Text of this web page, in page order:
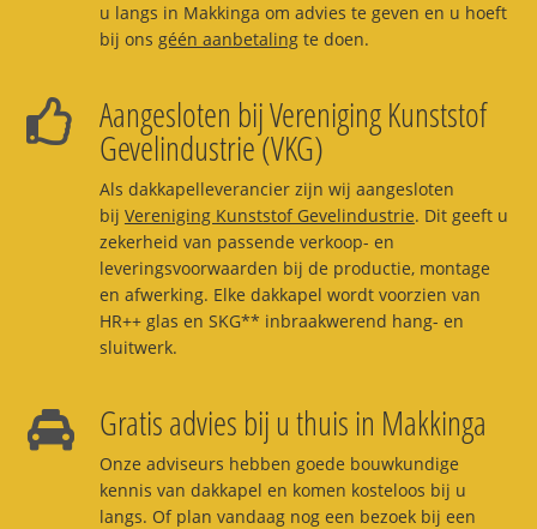
u langs in Makkinga om advies te geven en u hoeft
bij ons géén aanbetalingte doen.
Aangesloten bij Vereniging Kunststof
Gevelindustrie (VKG)
Als dakkapelleverancier zijn wij aangesloten
bij Vereniging Kunststof Gevelindustrie. Dit geeft u
zekerheid van passende verkoop- en
leveringsvoorwaarden bij de productie, montage
en afwerking. Elke dakkapel wordt voorzien van
HR++ glas en SKG** inbraakwerend hang- en
sluitwerk.
Gratis advies bij u thuis in Makkinga
Onze adviseurs hebben goede bouwkundige
kennis van dakkapel en komen kosteloos bij u
langs. Of plan vandaag nog een bezoek bij een